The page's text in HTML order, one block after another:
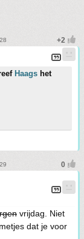
Haags het
vrijdag. Niet
dat je voor